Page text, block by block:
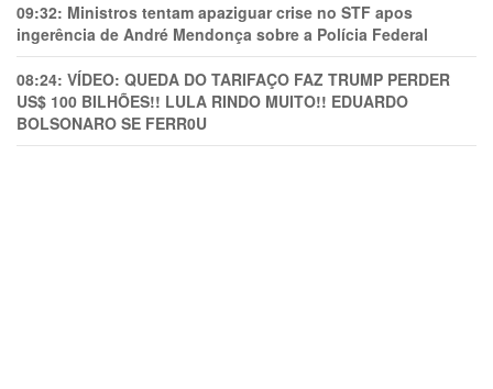
09:32: Ministros tentam apaziguar crise no STF apos
ingerência de André Mendonça sobre a Polícia Federal
08:24: VÍDEO: QUEDA DO TARIFAÇO FAZ TRUMP PERDER
US$ 100 BILHÕES!! LULA RINDO MUITO!! EDUARDO
BOLSONARO SE FERR0U